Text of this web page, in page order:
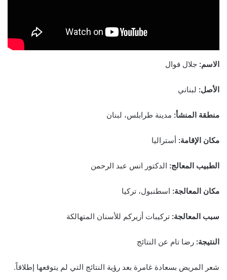
الاسم: جلال فوال
الأصل: لبناني
منطقة المنشأ: مدينة طرابلس، لبنان
مكان الإقامة: أستراليا
الطبيب المعالج: الدكتور انس عبد الرحمن
مكان المعالجة: اسطنبول، تركيا
سبب المعالجة: تركيبات أزيركم للأسنان المتهالكة
النتيجة: رضا تام عن النتائج
شعر المريض بسعادة غامرة بعد رؤية النتائج التي لم يتوقعها إطلاقاً.